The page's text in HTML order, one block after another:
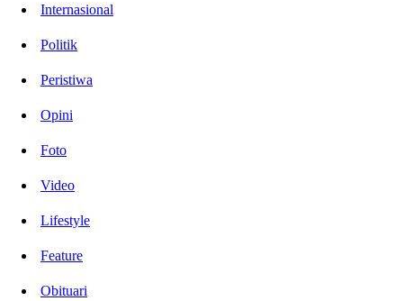
Internasional
Politik
Peristiwa
Opini
Foto
Video
Lifestyle
Feature
Obituari